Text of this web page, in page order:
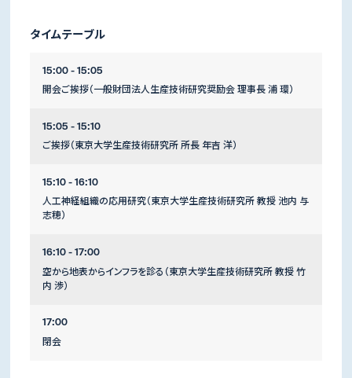
タイムテーブル
15:00 - 15:05
開会ご挨拶（一般財団法人生産技術研究奨励会 理事長 浦 環）
15:05 - 15:10
ご挨拶（東京大学生産技術研究所 所長 年吉 洋）
15:10 - 16:10
人工神経組織の応用研究（東京大学生産技術研究所 教授 池内 与
志穂）
16:10 - 17:00
空から地表からインフラを診る（東京大学生産技術研究所 教授 竹
内 渉）
17:00
閉会